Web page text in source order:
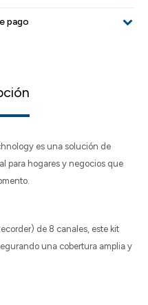
pago
es una solución de
para hogares y negocios que
de 8 canales, este kit
una cobertura amplia y